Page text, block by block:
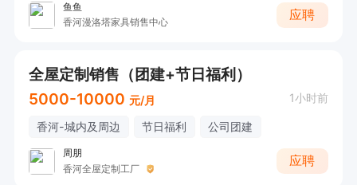
鱼鱼
香河漫洛塔家具销售中心
应聘
全屋定制销售（团建+节日福利）
5000-10000 元/月 1小时前
香河-城内及周边 节日福利 公司团建
周朋
香河全屋定制工厂
应聘